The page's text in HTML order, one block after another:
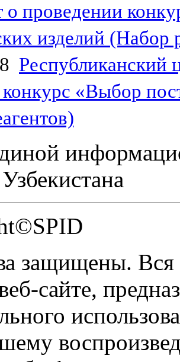
о проведении
изделий (Набор
«Выбор
защищены.
сайте,